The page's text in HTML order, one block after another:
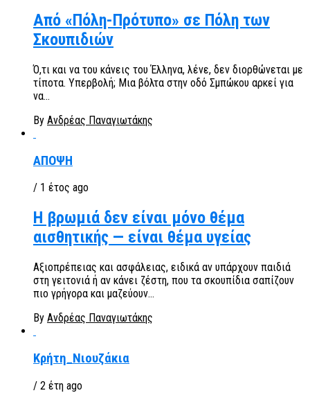
Από «Πόλη-Πρότυπο» σε Πόλη των
Σκουπιδιών
Ό,τι και να του κάνεις του Έλληνα, λένε, δεν διορθώνεται με
τίποτα. Υπερβολή; Μια βόλτα στην οδό Σμπώκου αρκεί για
να...
By Ανδρέας Παναγιωτάκης
ΑΠΟΨΗ
/ 1 έτος ago
Η βρωμιά δεν είναι μόνο θέμα
αισθητικής — είναι θέμα υγείας
Αξιοπρέπειας και ασφάλειας, ειδικά αν υπάρχουν παιδιά
στη γειτονιά ή αν κάνει ζέστη, που τα σκουπίδια σαπίζουν
πιο γρήγορα και μαζεύουν...
By Ανδρέας Παναγιωτάκης
Κρήτη_Νιουζάκια
/ 2 έτη ago